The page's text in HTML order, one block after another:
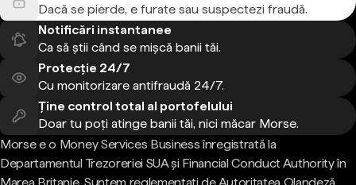
Dacă se pierde, e furate sau suspectezi fraudă.
Notificări instantanee
Ca să știi când se mișcă banii tăi.
Protecție 24/7
Cu monitorizare antifraudă 24/7.
Ține control total al portofelului
Doar tu poți atinge banii tăi, nici măcar Morse.
Morse e o Money Services Business înregistrată la
Departamentul Trezoreriei SUA și Financial Conduct Authority în